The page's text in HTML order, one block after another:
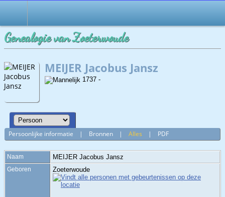
Genealogie van Zoeterwoude
MEIJER Jacobus Jansz
1737 -
Persoonlijke informatie | Bronnen |Alles | PDF
Naam MEIJER Jacobus Jansz
Geboren Zoeterwoude